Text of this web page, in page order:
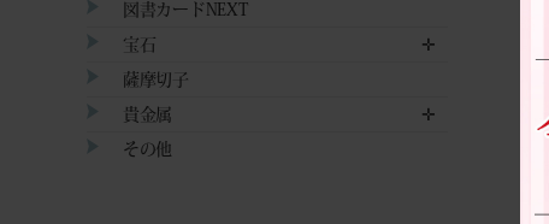
図書カードNEXT
宝石 ✛
薩摩切子
貴金属 ✛
その他